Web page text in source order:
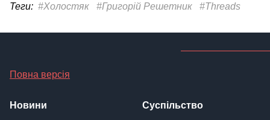
Теги: #Холостяк #Григорій Решетник #Threads
Повна версія
Новини Суспільство